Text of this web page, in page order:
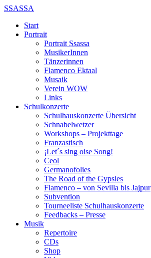
SSASSA
Start
Portrait
Portrait Ssassa
MusikerInnen
Tänzerinnen
Flamenco Ektaal
Musaik
Verein WOW
Links
Schulkonzerte
Schulhauskonzerte Übersicht
Schnabelwetzer
Workshops – Projekttage
Franzastisch
¡Let´s sing oise Song!
Ceol
Germanofolies
The Road of the Gypsies
Flamenco – von Sevilla bis Jajpur
Subvention
Tourneeliste Schulhauskonzerte
Feedbacks – Presse
Musik
Repertoire
CDs
Shop